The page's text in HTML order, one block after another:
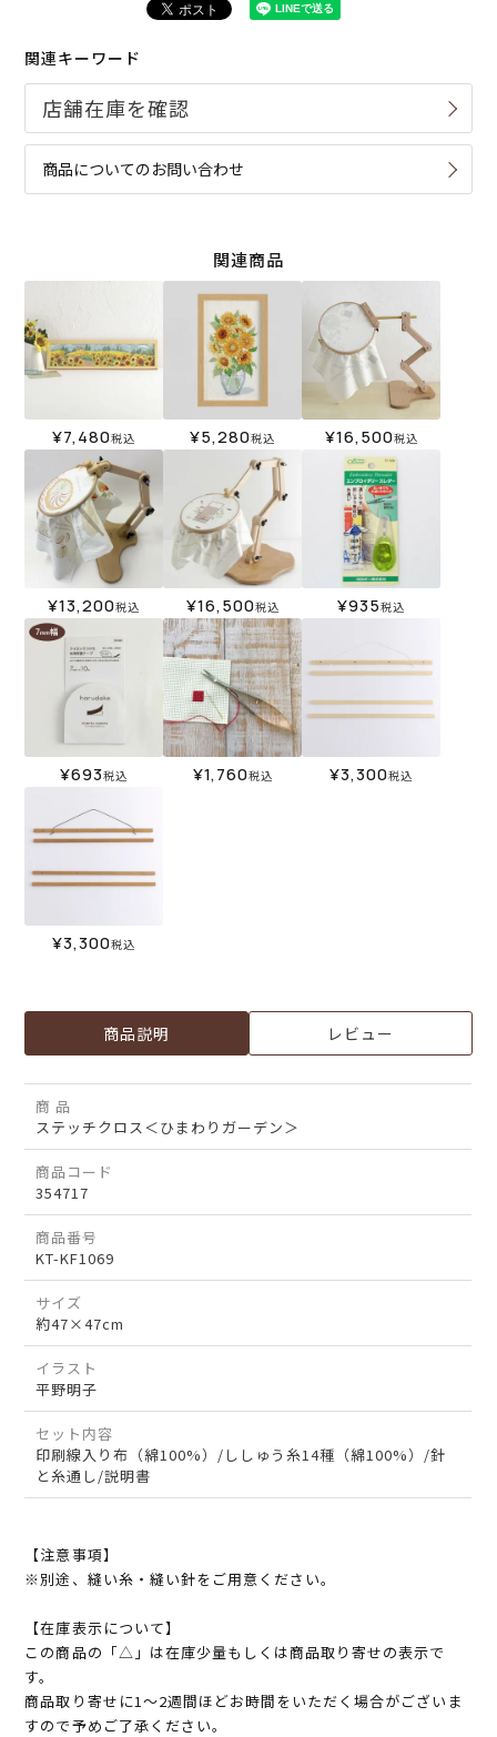
関連キーワード
商品についてのお問い合わせ
関連商品
¥7,480税込 ¥5,280税込 ¥16,500税込
¥13,200税込 ¥16,500税込 ¥935税込
¥693税込 ¥1,760税込 ¥3,300税込
¥3,300税込
商品説明 レビュー
商 品
ステッチクロス＜ひまわりガーデン＞
商品コード
354717
商品番号
KT-KF1069
サイズ
約47×47cm
イラスト
平野明子
セット内容
印刷線入り布（綿100%）/ししゅう糸14種（綿100%）/針
と糸通し/説明書
【注意事項】
※別途、縫い糸・縫い針をご用意ください。
【在庫表示について】
この商品の「△」は在庫少量もしくは商品取り寄せの表示で
す。
商品取り寄せに1～2週間ほどお時間をいただく場合がございま
すので予めご了承ください。